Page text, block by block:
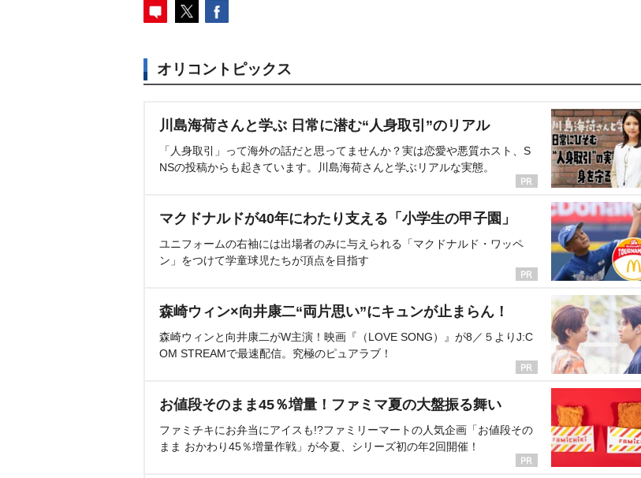
オリコントピックス
川島海荷さんと学ぶ 日常に潜む“人身取引”のリアル
「人身取引」って海外の話だと思ってませんか？実は恋愛や悪質ホスト、S
NSの投稿からも起きています。川島海荷さんと学ぶリアルな実態。
マクドナルドが40年にわたり支える「小学生の甲子園」
ユニフォームの右袖には出場者のみに与えられる「マクドナルド・ワッペ
ン」をつけて学童球児たちが頂点を目指す
森崎ウィン×向井康二“両片思い”にキュンが止まらん！
森崎ウィンと向井康二がW主演！映画『（LOVE SONG）』が8／５よりJ:C
OM STREAMで最速配信。究極のピュアラブ！
お値段そのまま45％増量！ファミマ夏の大盤振る舞い
ファミチキにお弁当にアイスも!?ファミリーマートの人気企画「お値段その
まま おかわり45％増量作戦」が今夏、シリーズ初の年2回開催！